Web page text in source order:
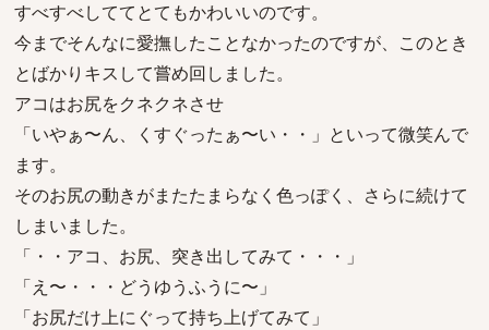
すべすべしててとてもかわいいのです。
今までそんなに愛撫したことなかったのですが、このとき
とばかりキスして嘗め回しました。
アコはお尻をクネクネさせ
「いやぁ〜ん、くすぐったぁ〜い・・」といって微笑んで
ます。
そのお尻の動きがまたたまらなく色っぽく、さらに続けて
しまいました。
「・・アコ、お尻、突き出してみて・・・」
「え〜・・・どうゆうふうに〜」
「お尻だけ上にぐって持ち上げてみて」